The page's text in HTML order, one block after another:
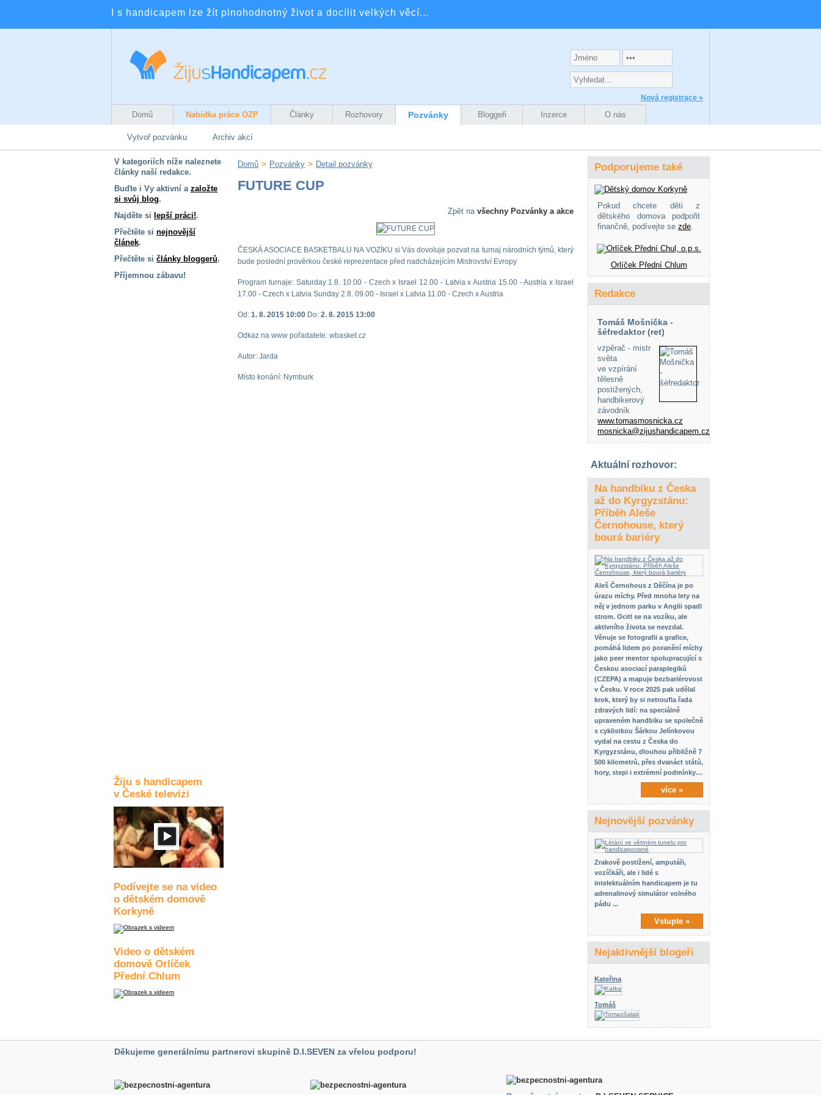
I s handicapem lze žít plnohodnotný život a docílit velkých věcí...
Nová registrace »
Domů Nabídka práce OZP Články Rozhovory Pozvánky Bloggeři Inzerce O nás
Vytvoř pozvánku Archiv akcí
V kategoriích níže naleznete
články naší redakce.
Buďte i Vy aktivní a založte
si svůj blog.
Najděte si lepší práci!.
Přečtěte si nejnovější
článek.
Přečtěte si články bloggerů.
Příjemnou zábavu!
Žiju s handicapem
v České televizi
Podívejte se na video
o dětském domově
Korkyně
Video o dětském
domově Orlíček
Přední Chlum
Domů > Pozvánky > Detail pozvánky
FUTURE CUP
Zpět na všechny Pozvánky a akce
ČESKÁ ASOCIACE BASKETBALU NA VOZÍKU si Vás dovoluje pozvat na turnaj národních týmů, který
bude poslední prověrkou české reprezentace před nadcházejícím Mistrovství Evropy
Program turnaje: Saturday 1.8. 10.00 - Czech x Israel 12.00 - Latvia x Austria 15.00 - Austria x Israel
17.00 - Czech x Latvia Sunday 2.8. 09.00 - Israel x Latvia 11.00 - Czech x Austria
Od: 1. 8. 2015 10:00 Do: 2. 8. 2015 13:00
Odkaz na www pořadatele: wbasket.cz
Autor: Jarda
Místo konání: Nymburk
Podporujeme také
Pokud chcete děti z
dětského domova podpořit
finančně, podívejte se zde.
Orlíček Přední Chlum
Redakce
Tomáš Mošnička -
šéfredaktor (ret)
vzpěrač - mistr
světa
ve vzpírání
tělesně
postižených,
handbikerový
závodník
www.tomasmosnicka.cz
mosnicka@zijushandicapem.cz
Aktuální rozhovor:
Na handbiku z Česka
až do Kyrgyzstánu:
Příběh Aleše
Černohouse, který
bourá bariéry
Aleš Černohous z Děčína je po
úrazu míchy. Před mnoha lety na
něj v jednom parku v Anglii spadl
strom. Ocitl se na vozíku, ale
aktivního života se nevzdal.
Věnuje se fotografii a grafice,
pomáhá lidem po poranění míchy
jako peer mentor spolupracující s
Českou asociací paraplegiků
(CZEPA) a mapuje bezbariérovost
v Česku. V roce 2025 pak udělal
krok, který by si netroufla řada
zdravých lidí: na speciálně
upraveném handbiku se společně
s cyklistkou Šárkou Jelínkovou
vydal na cestu z Česka do
Kyrgyzstánu, dlouhou přibližně 7
500 kilometrů, přes dvanáct států,
hory, stepi i extrémní podmínky…
více »
Nejnovější pozvánky
Zrakově postižení, amputáři,
vozíčkáři, ale i lidé s
intelektuálním handicapem je tu
adrenalinový simulátor volného
pádu ...
Vstupte »
Nejaktivnější blogeři
Kateřina
Tomáš
Děkujeme generálnímu partnerovi skupině D.I.SEVEN za vřelou podporu!